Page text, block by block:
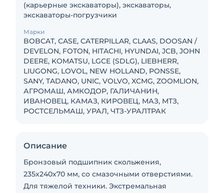
(карьерные экскаваторы), экскаваторы,
экскаваторы-погрузчики
Марки
BOBCAT, CASE, CATERPILLAR, CLAAS, DOOSAN /
DEVELON, FOTON, HITACHI, HYUNDAI, JCB, JOHN
DEERE, KOMATSU, LGCE (SDLG), LIEBHERR,
LIUGONG, LOVOL, NEW HOLLAND, PONSSE,
SANY, TADANO, UNIC, VOLVO, XCMG, ZOOMLION,
АГРОМАШ, АМКОДОР, ГАЛИЧАНИН,
ИВАНОВЕЦ, КАМАЗ, КИРОВЕЦ, МАЗ, МТЗ,
РОСТСЕЛЬМАШ, УРАЛ, ЧТЗ-УРАЛТРАК
Описание
Бронзовый подшипник скольжения,
235x240x70 мм, со смазочными отверстиями.
Для тяжелой техники. Экстремальная